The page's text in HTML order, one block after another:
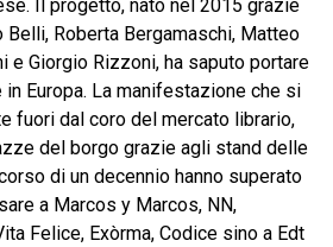
Il progetto, nato nel 2015 grazie
Belli, Roberta Bergamaschi, Matteo
e Giorgio Rizzoni, ha saputo portare
in Europa. La manifestazione che si
fuori dal coro del mercato librario,
del borgo grazie agli stand delle
di un decennio hanno superato
a Marcos y Marcos, NN,
Felice, Exòrma, Codice sino a Edt